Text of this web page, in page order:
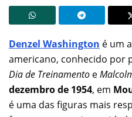
Denzel Washington é um
americano, conhecido por
Dia de Treinamento e
dezembro de 1954, em
é uma das figuras mais